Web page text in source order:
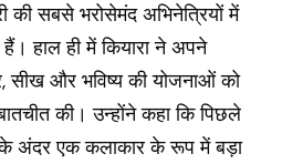
की सबसे भरोसेमंद अभिनेत्रियों में
हाल ही में कियारा ने अपने
सीख और भविष्य की योजनाओं को
की। उन्होंने कहा कि पिछले
अंदर एक कलाकार के रूप में बड़ा